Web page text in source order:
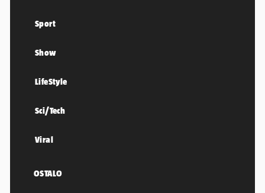
Sport
Show
LifeStyle
Sci/Tech
Viral
OSTALO